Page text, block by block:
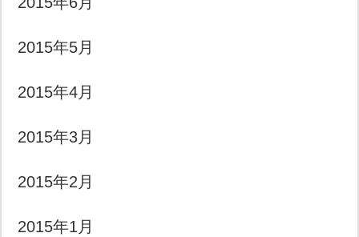
2015年5月
2015年4月
2015年3月
2015年2月
2015年1月